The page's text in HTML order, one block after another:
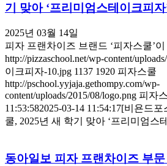
기 맞아 ‘프리미엄스테이크피자
2025년 03월 14일
피자 프랜차이즈 브랜드 ‘피자스쿨’
http://pizzaschool.net/wp-content/
이크피자-10.jpg 1137 1920 피자스쿨
http://pschool.yyjaja.gethompy.com/wp-
content/uploads/2015/08/logo.png 피자
11:53:582025-03-14 11:54:17[비욘드포
쿨, 2025년 새 학기 맞아 ‘프리미엄스
동아일보 피자 프랜차이즈 부